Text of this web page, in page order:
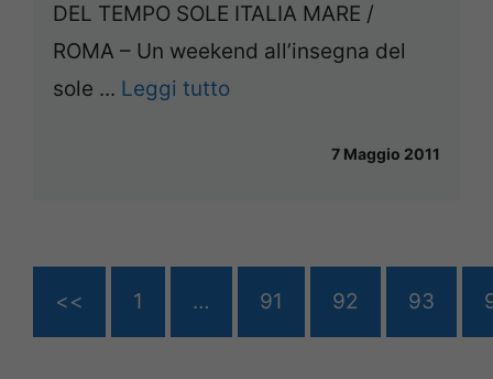
DEL TEMPO SOLE ITALIA MARE /
ROMA – Un weekend all’insegna del
sole ... Leggi tutto
7 Maggio 2011
<< 1 … 91 92 93